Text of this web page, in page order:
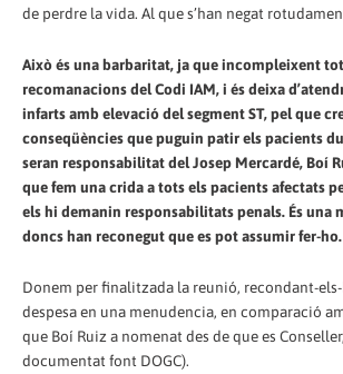
de perdre la vida. Al que s’han negat
Això és una barbaritat, ja que incompleixent
recomanacions del Codi IAM, i és deixa
infarts amb elevació del segment ST, pel que
conseqüències que puguin patir els pacients
seran responsabilitat del Josep Mercardé, Boí
que fem una crida a tots els pacients afectats
els hi demanin responsabilitats penals. És una
doncs han reconegut que es pot assumir fer-ho.
Donem per finalitzada la reunió, recondant-
despesa en una menudencia, en comparació
que Boí Ruiz a nomenat des de que es
documentat font DOGC).